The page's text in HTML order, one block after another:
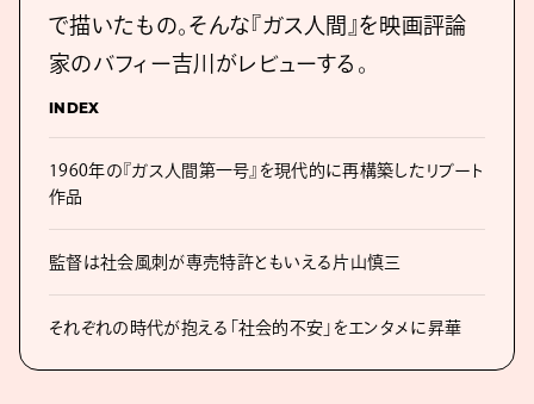
で描いたもの。そんな『ガス人間』を映画評論
家のバフィー吉川がレビューする。
INDEX
1960年の『ガス人間第一号』を現代的に再構築したリブート
作品
監督は社会風刺が専売特許ともいえる片山慎三
それぞれの時代が抱える「社会的不安」をエンタメに昇華